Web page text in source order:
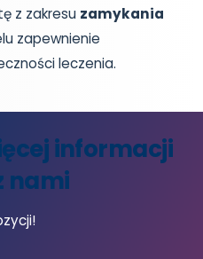
z zakresu zamykania
zapewnienie
leczenia.
informacji
nami